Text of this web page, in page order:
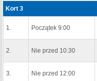
Kort 3
1. Początek 9:00
2. Nie przed 10:30
3. Nie przed 12:00